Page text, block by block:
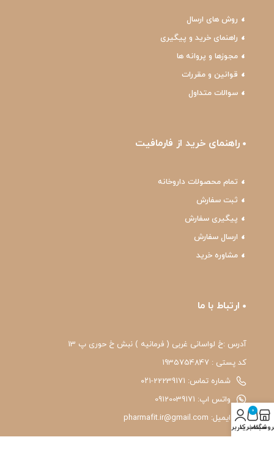
روش های ارسال
راهنمای خرید و پیگیری
مجوزها و پروانه ها
قوانین و مقررات
سوالات متداول
راهنمای خرید از فارمافیت
تمام محصولات داروخانه
ثبت سفارش
پیگیری سفارش
ارسال سفارش
مشاوره خرید
ارتباط با ما
آدرس :خ لواسانی غربی ( فرمانیه ) نبش خ حوری پ 13
کد پستی : 1935754847
شماره تماس: 22239171-۰۲۱
واتس اپ: 09120039171
ایمیل: pharmafit.ir@gmail.com
0
سبد خرید
حساب کاربری من